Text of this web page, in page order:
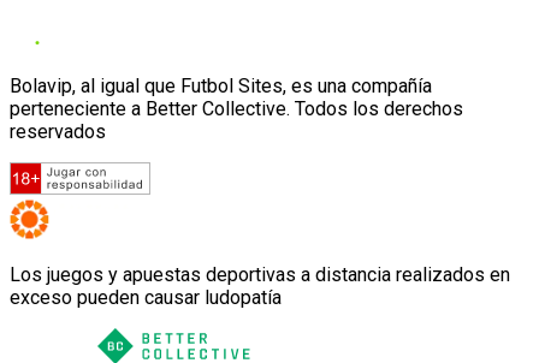
Bolavip, al igual que Futbol Sites, es una compañía
perteneciente a Better Collective. Todos los derechos
reservados
Los juegos y apuestas deportivas a distancia realizados en
exceso pueden causar ludopatía